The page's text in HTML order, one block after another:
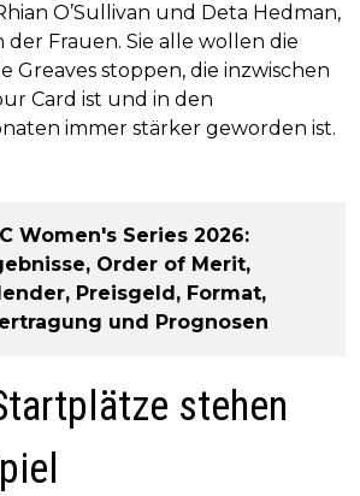
O’Sullivan und Deta Hedman,
Frauen. Sie alle wollen die
Greaves stoppen, die inzwischen
Card ist und in den
immer stärker geworden ist.
Women's Series 2026:
Order of Merit,
Preisgeld, Format,
und Prognosen
stehen